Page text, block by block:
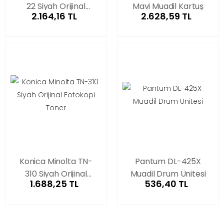
22 Siyah Orijinal
Fotokopi Toner
2.164,16 TL
Mavi Muadil Kartuş
2.628,59 TL
Konica Minolta TN-
310 Siyah Orijinal
Fotokopi Toner
1.688,25 TL
Pantum DL-425X
Muadil Drum Ünitesi
536,40 TL